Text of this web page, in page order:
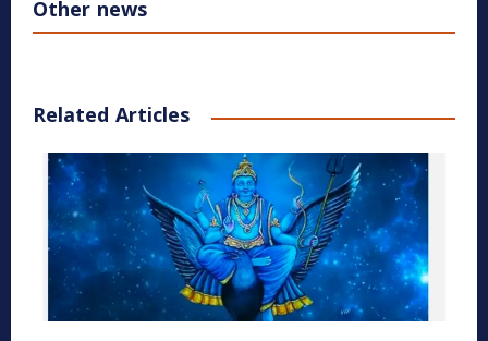
Other news
Related Articles